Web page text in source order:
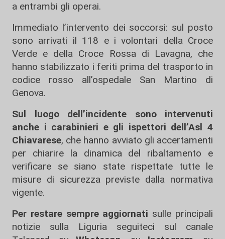
a entrambi gli operai.
Immediato l’intervento dei soccorsi: sul posto
sono arrivati il 118 e i volontari della Croce
Verde e della Croce Rossa di Lavagna, che
hanno stabilizzato i feriti prima del trasporto in
codice rosso all’ospedale San Martino di
Genova.
Sul luogo dell’incidente sono intervenuti
anche i carabinieri e gli ispettori dell’Asl 4
Chiavarese, che hanno avviato gli accertamenti
per chiarire la dinamica del ribaltamento e
verificare se siano state rispettate tutte le
misure di sicurezza previste dalla normativa
vigente.
Per restare sempre aggiornati sulle principali
notizie sulla Liguria seguiteci sul canale